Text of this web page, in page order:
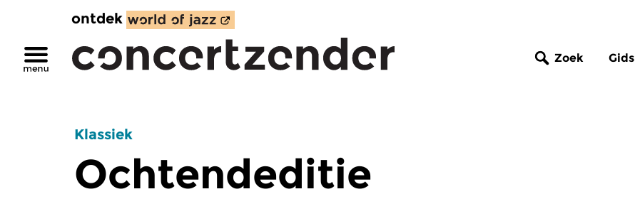
ontdek
Zoek Gids
Klassiek
Ochtendeditie